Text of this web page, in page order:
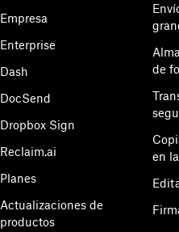
Empresa
Enterprise
Dash
DocSend
Dropbox Sign
Reclaim.ai
Planes
Actualizaciones de
productos
de
en